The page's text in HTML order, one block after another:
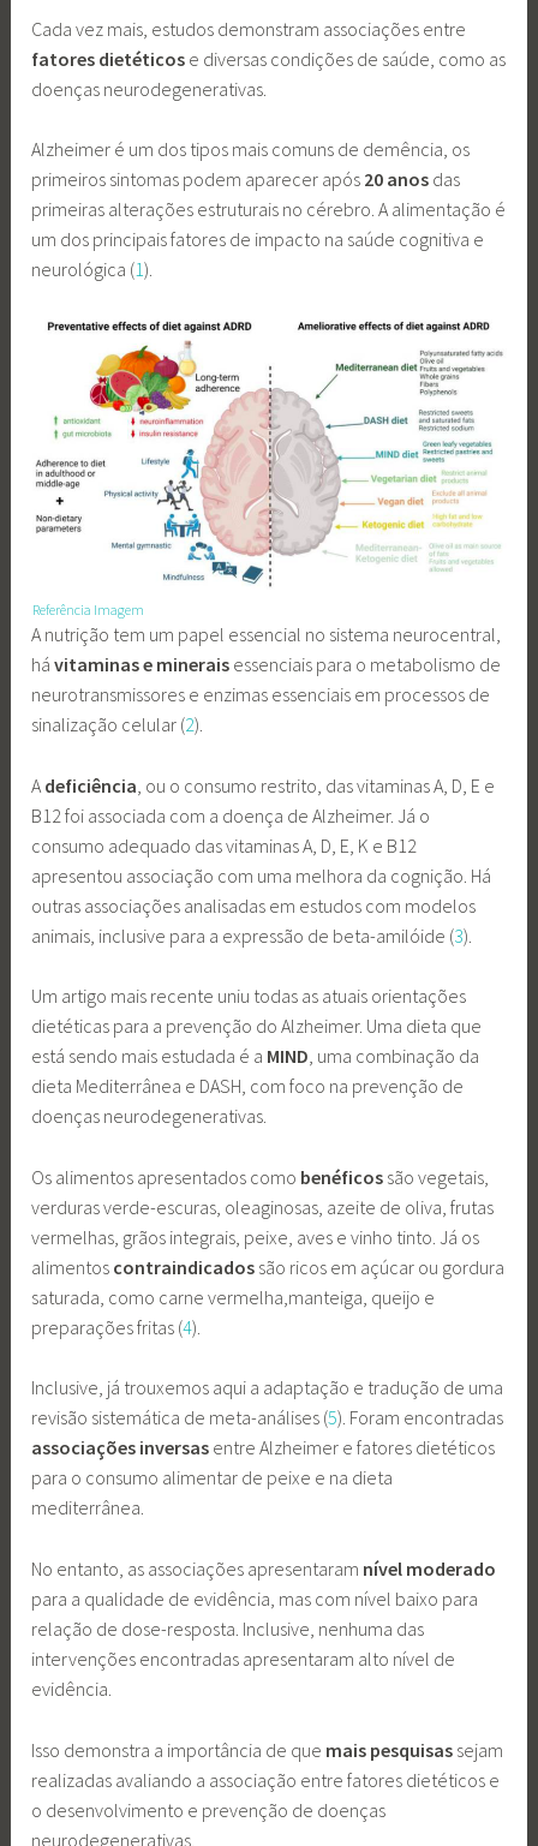
Cada vez mais, estudos demonstram associações entre
fatores dietéticos e diversas condições de saúde, como as
doenças neurodegenerativas.
Alzheimer é um dos tipos mais comuns de demência, os
primeiros sintomas podem aparecer após 20 anos das
primeiras alterações estruturais no cérebro. A alimentação é
um dos principais fatores de impacto na saúde cognitiva e
neurológica (1).
Referência Imagem
A nutrição tem um papel essencial no sistema neurocentral,
hávitaminas e minerais essenciais para o metabolismo de
neurotransmissores e enzimas essenciais em processos de
sinalização celular (2).
A deficiência , ou o consumo restrito, das vitaminas A, D, E e
B12 foi associada com a doença de Alzheimer. Já o
consumo adequado das vitaminas A, D, E, K e B12
apresentou associação com uma melhora da cognição. Há
outras associações analisadas em estudos com modelos
animais, inclusive para a expressão de beta-amilóide (3).
Um artigo mais recente uniu todas as atuais orientações
dietéticas para a prevenção do Alzheimer. Uma dieta que
está sendo mais estudada é a MIND, uma combinação da
dieta Mediterrânea e DASH, com foco na prevenção de
doenças neurodegenerativas.
Os alimentos apresentados como benéficos são vegetais,
verduras verde-escuras, oleaginosas, azeite de oliva, frutas
vermelhas, grãos integrais, peixe, aves e vinho tinto. Já os
alimentos contraindicados são ricos em açúcar ou gordura
saturada, como carne vermelha,manteiga, queijo e
preparações fritas (4).
Inclusive, já trouxemos aqui a adaptação e tradução de uma
revisão sistemática de meta-análises (5). Foram encontradas
associações inversas entre Alzheimer e fatores dietéticos
para o consumo alimentar de peixe e na dieta
mediterrânea.
No entanto, as associações apresentaram nível moderado
para a qualidade de evidência, mas com nível baixo para
relação de dose-resposta. Inclusive, nenhuma das
intervenções encontradas apresentaram alto nível de
evidência.
Isso demonstra a importância de que mais pesquisas sejam
realizadas avaliando a associação entre fatores dietéticos e
o desenvolvimento e prevenção de doenças
neurodegenerativas.